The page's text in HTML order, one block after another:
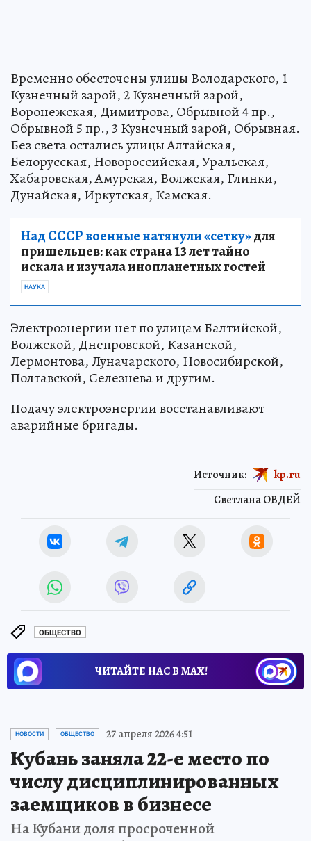
Временно обесточены улицы Володарского, 1
Кузнечный зарой, 2 Кузнечный зарой,
Воронежская, Димитрова, Обрывной 4 пр.,
Обрывной 5 пр., 3 Кузнечный зарой, Обрывная.
Без света остались улицы Алтайская,
Белорусская, Новороссийская, Уральская,
Хабаровская, Амурская, Волжская, Глинки,
Дунайская, Иркутская, Камская.
Над СССР военные натянули «сетку»для
пришельцев: как страна 13 лет тайно
искала и изучала инопланетных гостей
НАУКА
Электроэнергии нет по улицам Балтийской,
Волжской, Днепровской, Казанской,
Лермонтова, Луначарского, Новосибирской,
Полтавской, Селезнева и другим.
Подачу электроэнергии восстанавливают
аварийные бригады.
Светлана ОВДЕЙ
Источник: kp.ru
ОБЩЕСТВО
ЧИТАЙТЕ НАС В МАХ!
НОВОСТИ ОБЩЕСТВО 27 апреля 2026 4:51
Кубань заняла 22-е место по
числу дисциплинированных
заемщиков в бизнесе
На Кубани доля просроченной